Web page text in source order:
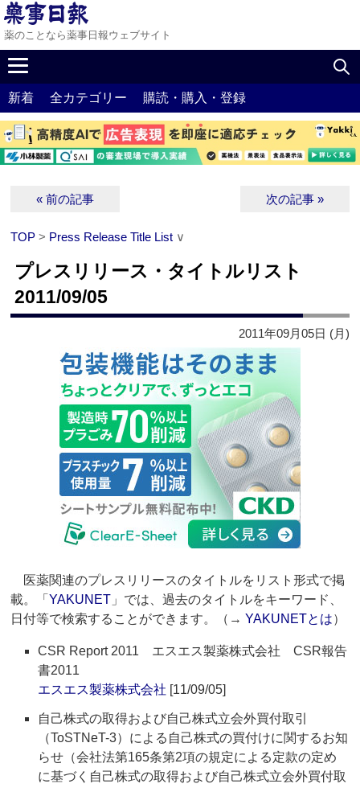
薬のことなら薬事日報ウェブサイト
新着 全カテゴリー 購読・購入・登録
« 前の記事 次の記事 »
TOP > Press Release Title List ∨
プレスリリース・タイトルリスト
2011/09/05
2011年09月05日 (月)
医薬関連のプレスリリースのタイトルをリスト形式で掲
載。「YAKUNET 」では、過去のタイトルをキーワード、
日付等で検索することができます。（→YAKUNETとは）
CSR Report 2011 エスエス製薬株式会社 CSR報告
書2011
エスエス製薬株式会社 [11/09/05]
自己株式の取得および自己株式立会外買付取引
（ToSTNeT-3）による自己株式の買付けに関するお知
らせ（会社法第165条第2項の規定による定款の定め
に基づく自己株式の取得および自己株式立会外買付取